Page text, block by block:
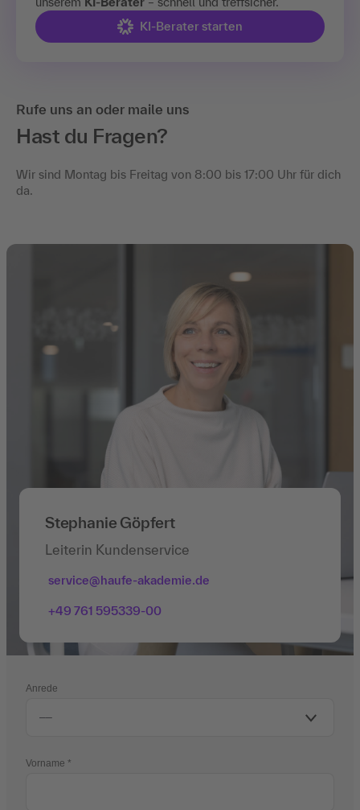
KI-Berater starten
Rufe uns an oder maile uns
Hast du Fragen?
Wir sind Montag bis Freitag von 8:00 bis 17:00 Uhr für dich
da.
Stephanie Göpfert
Leiterin Kundenservice
service@haufe-akademie.de
+49 761 595339-00
Anrede
Vorname